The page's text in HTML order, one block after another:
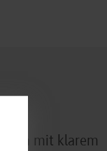
sein mit klarem